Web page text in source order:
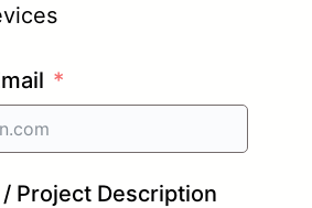
Project Description